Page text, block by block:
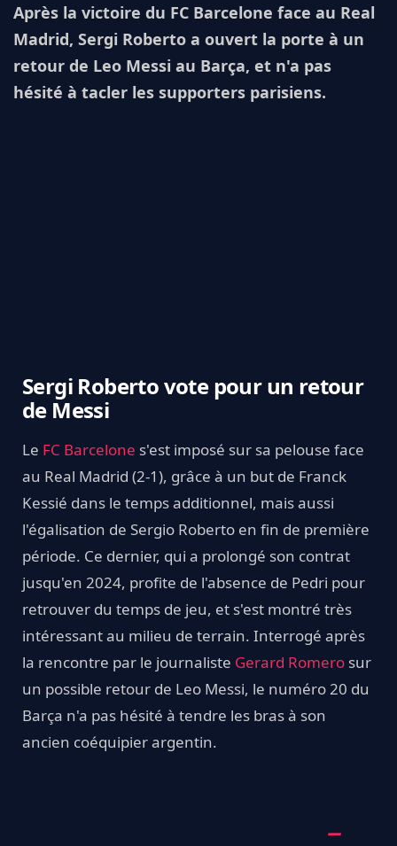
Après la victoire du FC Barcelone face au Real
Madrid, Sergi Roberto a ouvert la porte à un
retour de Leo Messi au Barça, et n'a pas
hésité à tacler les supporters parisiens.
Sergi Roberto vote pour un retour
de Messi
Le FC Barcelone s'est imposé sur sa pelouse face
au Real Madrid (2-1), grâce à un but de Franck
Kessié dans le temps additionnel, mais aussi
l'égalisation de Sergio Roberto en fin de première
période. Ce dernier, qui a prolongé son contrat
jusqu'en 2024, profite de l'absence de Pedri pour
retrouver du temps de jeu, et s'est montré très
intéressant au milieu de terrain. Interrogé après
la rencontre par le journaliste Gerard Romero sur
un possible retour de Leo Messi, le numéro 20 du
Barça n'a pas hésité à tendre les bras à son
ancien coéquipier argentin.